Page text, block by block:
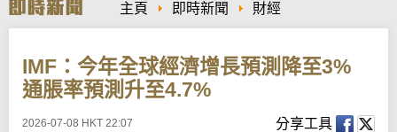
r
c
主頁 即時新聞 財經
IMF：今年全球經濟增長預測降至3%
通脹率預測升至4.7%
2026-07-08 HKT 22:07 分享工具